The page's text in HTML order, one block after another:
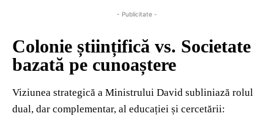
- Publicitate -
Colonie științifică vs. Societate
bazată pe cunoaștere
Viziunea strategică a Ministrului David subliniază rolul
dual, dar complementar, al educației și cercetării: